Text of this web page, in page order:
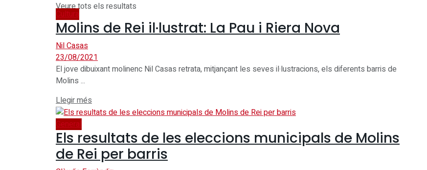
Veure tots els resultats
Cultura
Molins de Rei il·lustrat: La Pau i Riera Nova
Nil Casas
23/08/2021
El jove dibuixant molinenc Nil Casas retrata, mitjançant les seves il·lustracions, els diferents barris de
Molins ...
Llegir més
General
Els resultats de les eleccions municipals de Molins
de Rei per barris